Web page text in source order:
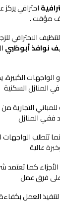
احترافي
مؤقت .
الاحترافي
نوافذ أبوظبي
الكبيرة،
في المنازل السكنية
التجارية
ففي المنازل
تتطلب الواجهات
عالية
كما تعتمد
فرق عمل
لتنفيذ العمل